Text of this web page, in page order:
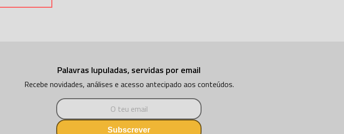
Palavras lupuladas, servidas por email
Recebe novidades, análises e acesso antecipado aos conteúdos.
Subscrever